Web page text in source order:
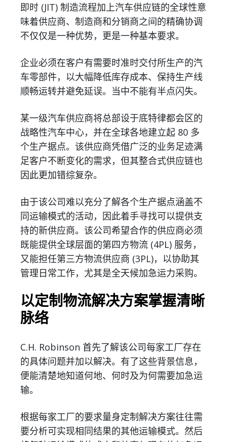
即时 (JIT) 制造流程加上汽车供应链的全球性意
味着供应商、制造商和分销商之间的精确协调
不仅仅是一种优势，更是一种基本要求。
企业必须在客户有需要时准时交付所生产的汽
车零部件，以大幅降低库存成本、保持生产线
顺畅运转并避免延误。当中不能有半点闪失。
某一级汽车供应商将总部设于底特律都会区的
战略性汽车中心，并在全球各地建立起 80 多
个生产据点。该供应商凭借广泛的业务足迹满
足客户不断变化的需求，但其整合式供应链也
因此更加错综复杂。
由于该公司难以充分了解各个生产据点涵盖不
同运输模式的活动，因此着手寻找可以提供支
持的新供应商。该公司希望合作的供应商必须
既能提供全球层面的第四方物流 (4PL) 服务，
又能担任第三方物流供应商 (3PL)，以协助其
管理日常工作，尤其是全天候加急运力采购。
以定制物流解决方案掌握清晰
脉络
C.H. Robinson 首先了解该公司每家工厂存在
的具体问题并加以解决。有了这些背景信息，
便能清楚地知道何地、何时及为何需要加急运
输。
根据每家工厂的要求量身定制解决方案往往需
要分析可实现相同结果的其他运输模式。然后